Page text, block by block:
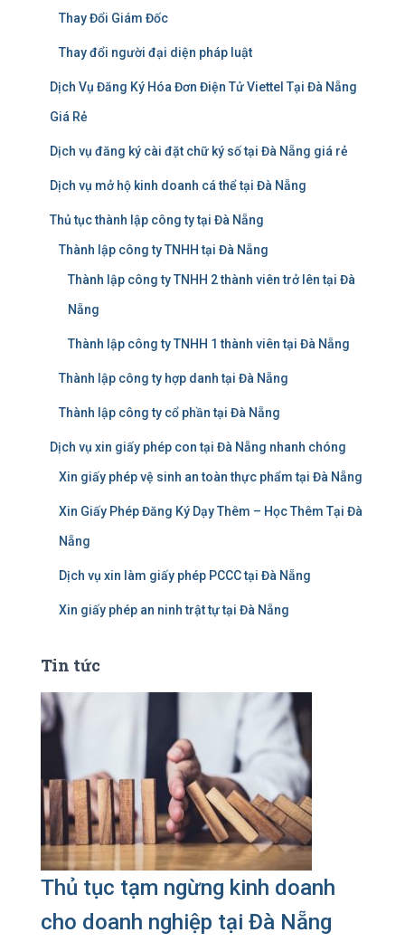
Thay Đổi Giám Đốc
Thay đổi người đại diện pháp luật
Dịch Vụ Đăng Ký Hóa Đơn Điện Tử Viettel Tại Đà Nẵng
Giá Rẻ
Dịch vụ đăng ký cài đặt chữ ký số tại Đà Nẵng giá rẻ
Dịch vụ mở hộ kinh doanh cá thể tại Đà Nẵng
Thủ tục thành lập công ty tại Đà Nẵng
Thành lập công ty TNHH tại Đà Nẵng
Thành lập công ty TNHH 2 thành viên trở lên tại Đà
Nẵng
Thành lập công ty TNHH 1 thành viên tại Đà Nẵng
Thành lập công ty hợp danh tại Đà Nẵng
Thành lập công ty cổ phần tại Đà Nẵng
Dịch vụ xin giấy phép con tại Đà Nẵng nhanh chóng
Xin giấy phép vệ sinh an toàn thực phẩm tại Đà Nẵng
Xin Giấy Phép Đăng Ký Dạy Thêm – Học Thêm Tại Đà
Nẵng
Dịch vụ xin làm giấy phép PCCC tại Đà Nẵng
Xin giấy phép an ninh trật tự tại Đà Nẵng
Tin tức
Thủ tục tạm ngừng kinh doanh
cho doanh nghiệp tại Đà Nẵng